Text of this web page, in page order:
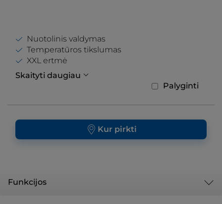
Nuotolinis valdymas
Temperatūros tikslumas
XXL ertmė
Skaityti daugiau
Palyginti
Kur pirkti
Funkcijos